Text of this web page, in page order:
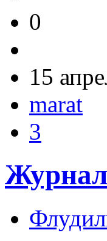
0
15
marat
3